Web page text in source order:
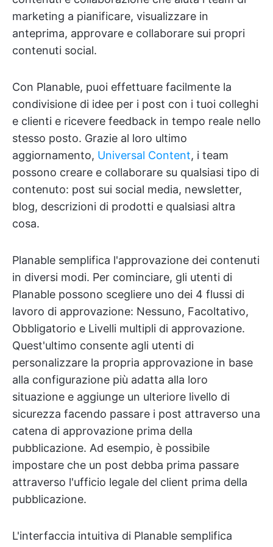
marketing a pianificare, visualizzare in
anteprima, approvare e collaborare sui propri
contenuti social.
Con Planable, puoi effettuare facilmente la
condivisione di idee per i post con i tuoi colleghi
e clienti e ricevere feedback in tempo reale nello
stesso posto. Grazie al loro ultimo
aggiornamento, Universal Content, i team
possono creare e collaborare su qualsiasi tipo di
contenuto: post sui social media, newsletter,
blog, descrizioni di prodotti e qualsiasi altra
cosa.
Planable semplifica l'approvazione dei contenuti
in diversi modi. Per cominciare, gli utenti di
Planable possono scegliere uno dei 4 flussi di
lavoro di approvazione: Nessuno, Facoltativo,
Obbligatorio e Livelli multipli di approvazione.
Quest'ultimo consente agli utenti di
personalizzare la propria approvazione in base
alla configurazione più adatta alla loro
situazione e aggiunge un ulteriore livello di
sicurezza facendo passare i post attraverso una
catena di approvazione prima della
pubblicazione. Ad esempio, è possibile
impostare che un post debba prima passare
attraverso l'ufficio legale del client prima della
pubblicazione.
L'interfaccia intuitiva di Planable semplifica